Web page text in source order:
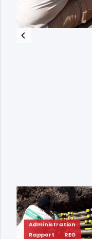
Administration
Rapport
REG